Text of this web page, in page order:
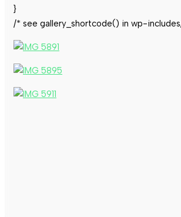
}
/* see gallery_shortcode() in wp-